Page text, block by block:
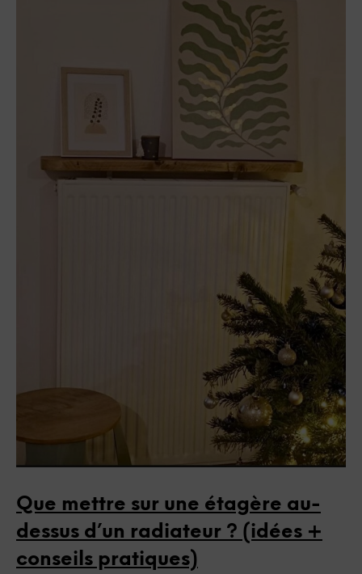
Que mettre sur une étagère au-
dessus d’un radiateur ? (idées +
conseils pratiques)